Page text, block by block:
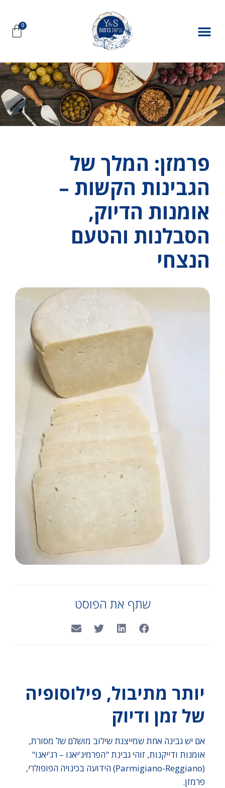
פרמזן: המלך של
הגבינות הקשות –
אומנות הדיוק,
הסבלנות והטעם
הנצחי
שתף את הפוסט
יותר מתיבול, פילוסופיה
של זמן ודיוק
אם יש גבינה אחת שמייצגת שילוב מושלם של מסורת,
אומנות ודייקנות, זוהי גבינת "הפרמיג'יאנו – רג'יאנו"
(Parmigiano-Reggiano) הידועה בכינויה הפופולרי,
פרמזן.